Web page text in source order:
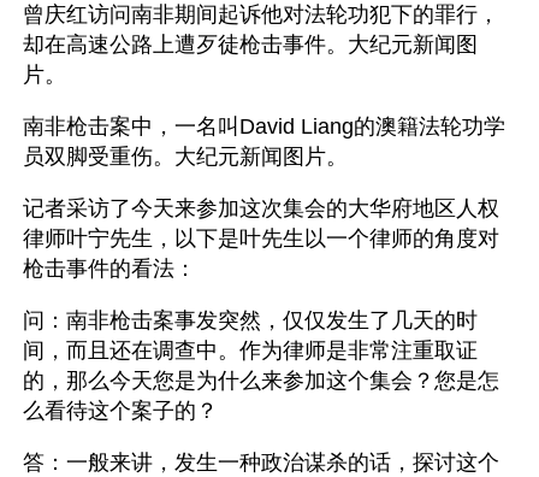
曾庆红访问南非期间起诉他对法轮功犯下的罪行，
却在高速公路上遭歹徒枪击事件。大纪元新闻图
片。
南非枪击案中，一名叫David Liang的澳籍法轮功学
员双脚受重伤。大纪元新闻图片。
记者采访了今天来参加这次集会的大华府地区人权
律师叶宁先生，以下是叶先生以一个律师的角度对
枪击事件的看法：
问：南非枪击案事发突然，仅仅发生了几天的时
间，而且还在调查中。作为律师是非常注重取证
的，那么今天您是为什么来参加这个集会？您是怎
么看待这个案子的？
答：一般来讲，发生一种政治谋杀的话，探讨这个